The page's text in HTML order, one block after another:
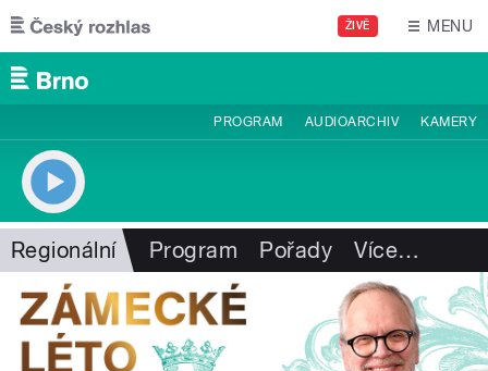
Přejít k hlavnímu obsahu
ŽIVĚ MENU
PROGRAM AUDIOARCHIV KAMERY
Regionální Program Pořady Více…